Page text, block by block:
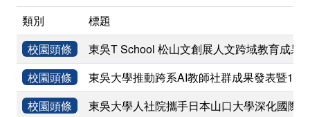
類別
標題
校園頭條
東吳T School 松山文創展人文跨域教育成果
校園頭條
東吳大學推動跨系AI教師社群成果發表暨
校園頭條
東吳大學人社院攜手日本山口大學深化國際